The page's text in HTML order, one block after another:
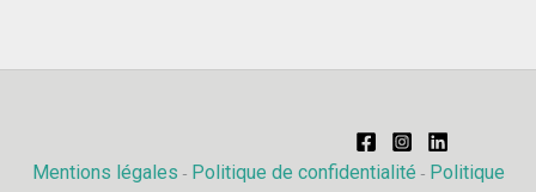
Mentions légales - Politique de confidentialité - Politique